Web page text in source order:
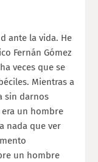
ante la vida. He
Fernán Gómez
veces que se
Mientras a
sin darnos
era un hombre
nada que ver
un hombre